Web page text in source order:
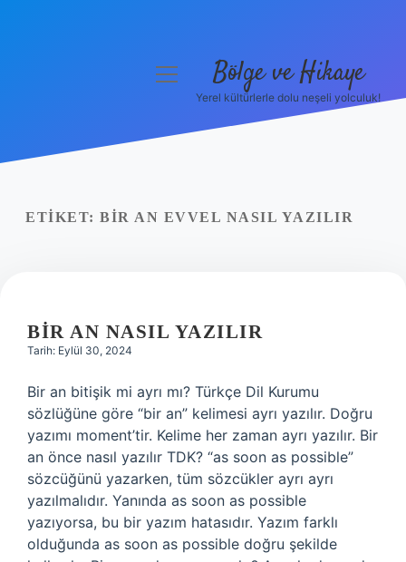
Yasal Uyarı
menüyü
Bölge ve Hikaye
Yerel kültürlerle dolu neşeli yolculuk!
ETIKET: BIR AN EVVEL NASIL YAZILIR
BIR AN NASIL YAZILIR
Tarih: Eylül 30, 2024
Bir an bitişik mi ayrı mı? Türkçe Dil Kurumu
sözlüğüne göre “bir an” kelimesi ayrı yazılır. Doğru
yazımı moment’tir. Kelime her zaman ayrı yazılır. Bir
an önce nasıl yazılır TDK? “as soon as possible”
sözcüğünü yazarken, tüm sözcükler ayrı ayrı
yazılmalıdır. Yanında as soon as possible
yazıyorsa, bu bir yazım hatasıdır. Yazım farklı
olduğunda as soon as possible doğru şekilde